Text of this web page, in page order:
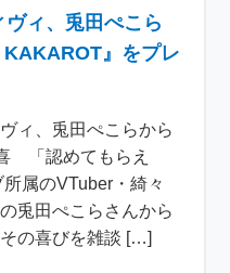
ィ、兎田ぺこら
』をプレ
ィ、兎田ぺこらから
「認めてもらえ
属のVTuber・綺々
兎田ぺこらさんから
の喜びを雑談 […]